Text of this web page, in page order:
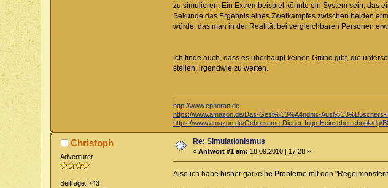
zu simulieren. Ein Extrembeispiel könnte ein System sein, das
Sekunde das Ergebnis eines Zweikampfes zwischen beiden
würde, das man in der Realität bei vergleichbaren Personen
Ich finde auch, dass es überhaupt keinen Grund gibt, die
stellen, irgendwie zu werten.
http://www.ephoran.de
https://www.amazon.de/Das-Gest%C3%A4ndnis-
https://www.amazon.de/Gehorsame-Diener-Ingo-Heinscher-ebook/dp/
Christoph
Adventurer
Beiträge: 743
Re: Simulationismus
«Antwort #1 am: 18.09.2010 | 17:28 »
Also ich habe bisher garkeine Probleme mit den